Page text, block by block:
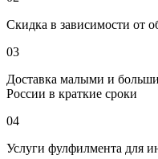
Скидка в зависимости от
03
Доставка малыми и
России в краткие сроки
04
Услуги фулфилмента для